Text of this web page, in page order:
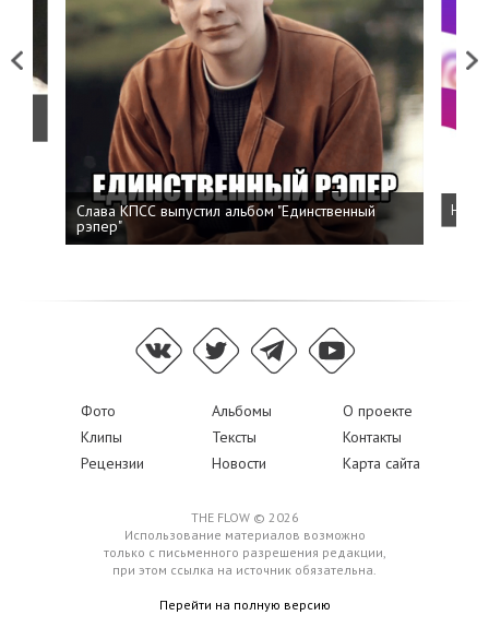
Previous
Слава КПСС выпустил альбом "Единственный
рэпер"
Next
Фото Альбомы
О проекте
Клипы
Тексты
Контакты
Рецензии
Новости Карта сайта
THE FLOW © 2026
Использование материалов возможно
только с письменного разрешения редакции,
при этом ссылка на источник обязательна.
Перейти на полную версию